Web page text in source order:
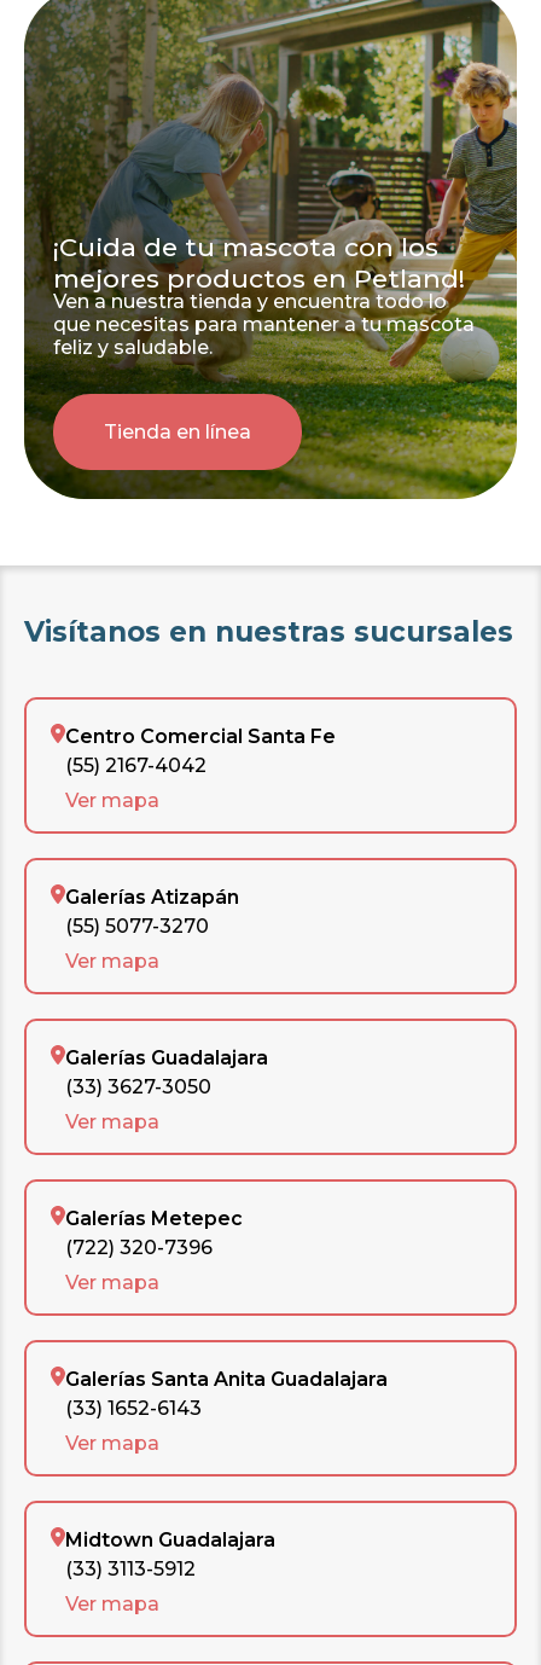
¡Cuida de tu mascota con los
mejores productos en Petland!
Ven a nuestra tienda y encuentra todo lo
que necesitas para mantener a tu mascota
feliz y saludable.
Tienda en línea
Visítanos en nuestras sucursales
Centro Comercial Santa Fe
(55) 2167-4042
Ver mapa
Galerías Atizapán
(55) 5077-3270
Ver mapa
Galerías Guadalajara
(33) 3627-3050
Ver mapa
Galerías Metepec
(722) 320-7396
Ver mapa
Galerías Santa Anita Guadalajara
(33) 1652-6143
Ver mapa
Midtown Guadalajara
(33) 3113-5912
Ver mapa